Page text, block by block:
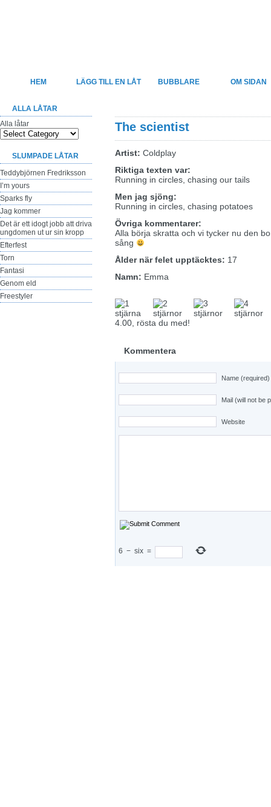
HEM LÄGG TILL EN LÅT BUBBLARE OM SIDAN
ALLA LÅTAR
Alla låtar
SLUMPADE LÅTAR
Teddybjörnen Fredriksson
I’m yours
Sparks fly
Jag kommer
Det är ett idogt jobb att driva
ungdomen ut ur sin kropp
Efterfest
Torn
Fantasi
Genom eld
Freestyler
The scientist
Artist: Coldplay
Riktiga texten var:
Running in circles, chasing our tails
Men jag sjöng:
Running in circles, chasing potatoes
Övriga kommentarer:
Alla börja skratta och vi tycker nu den
sång
Ålder när felet upptäcktes: 17
Namn: Emma
4.00, rösta du med!
Kommentera
Name (required)
Mail (will not be
Website
6 − six =